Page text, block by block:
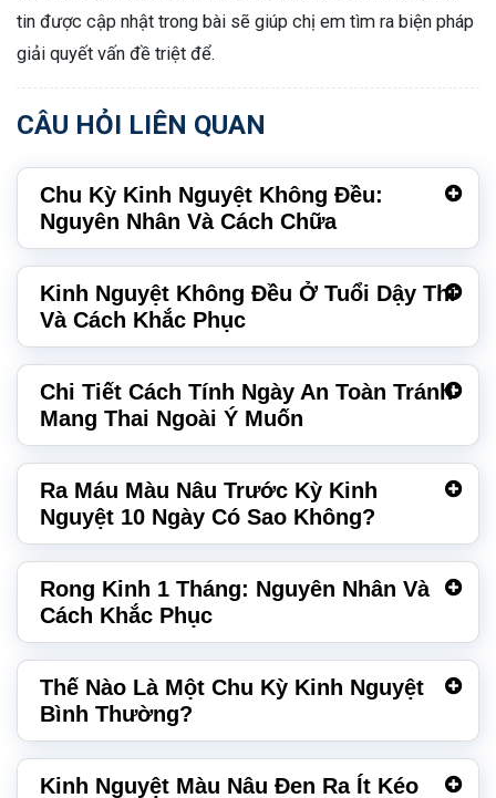
tin được cập nhật trong bài sẽ giúp chị em tìm ra biện pháp
giải quyết vấn đề triệt để.
CÂU HỎI LIÊN QUAN
Chu Kỳ Kinh Nguyệt Không Đều:
Nguyên Nhân Và Cách Chữa
Kinh Nguyệt Không Đều Ở Tuổi Dậy Thì
Và Cách Khắc Phục
Chi Tiết Cách Tính Ngày An Toàn Tránh
Mang Thai Ngoài Ý Muốn
Ra Máu Màu Nâu Trước Kỳ Kinh
Nguyệt 10 Ngày Có Sao Không?
Rong Kinh 1 Tháng: Nguyên Nhân Và
Cách Khắc Phục
Thế Nào Là Một Chu Kỳ Kinh Nguyệt
Bình Thường?
Kinh Nguyệt Màu Nâu Đen Ra Ít Kéo